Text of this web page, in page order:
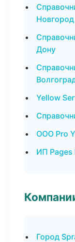
Новгород
Дону
Yellow
ООО Pro
ИП
Город